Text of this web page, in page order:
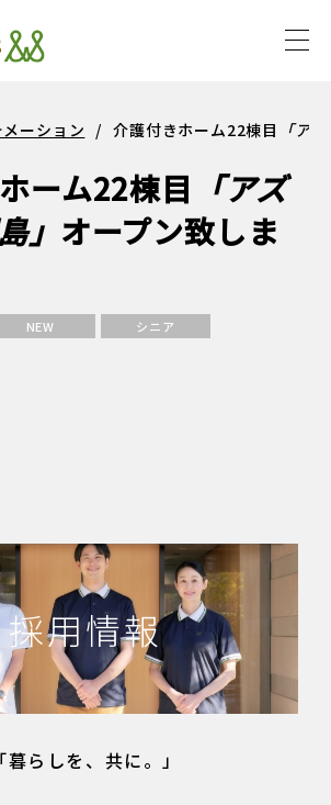
ーション / 介護付きホーム22棟目 「ア
ーム22棟目 「アズ
」 オープン致しま
NEW シニア
採用情報
「暮らしを、共に。」
サステ
ティ